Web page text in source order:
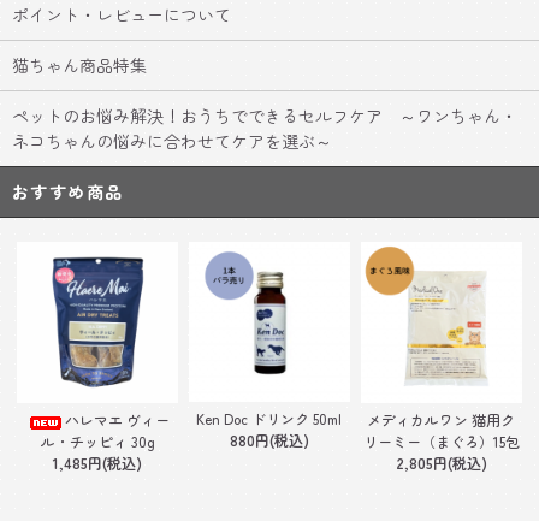
ポイント・レビューについて
猫ちゃん商品特集
ペットのお悩み解決！おうちでできるセルフケア ～ワンちゃん・
ネコちゃんの悩みに合わせてケアを選ぶ～
おすすめ商品
ハレマエ ヴィー
ル・チッピィ 30g
1,485円(税込)
Ken Doc ドリンク 50ml
880円(税込)
メディカルワン 猫用ク
リーミー（まぐろ）15包
2,805円(税込)